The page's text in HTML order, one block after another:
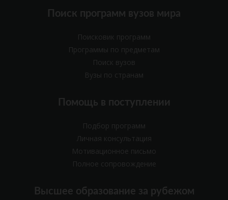
Поиск программ вузов мира
Поисковик программ
Программы по предметам
Поиск вузов
Вузы по странам
Помощь в поступлении
Подбор программ
Личная консультация
Мотивационное письмо
Полное сопровождение
Высшее образование за рубежом